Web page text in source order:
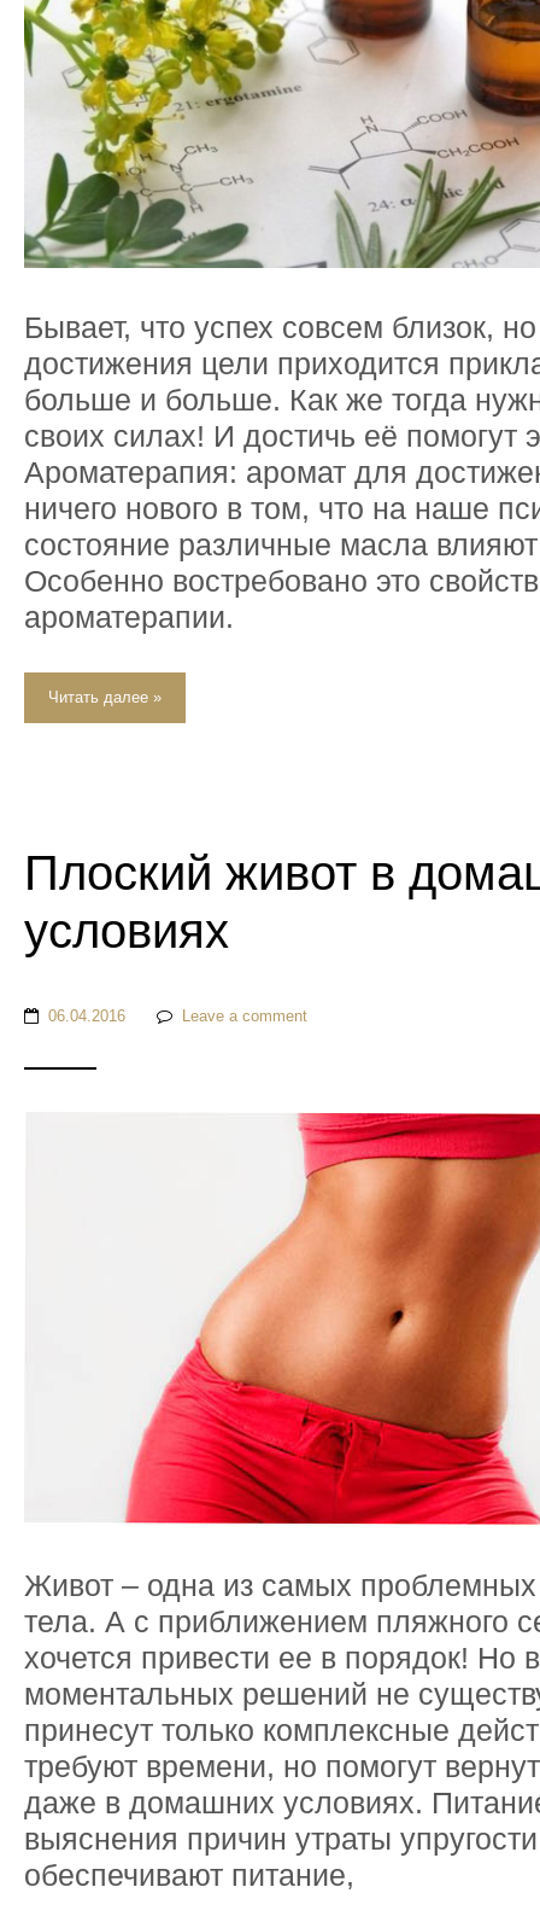
Бывает, что успех совсем близок,
достижения цели приходится
больше и больше. Как же тогда
своих силах! И достичь её
Ароматерапия: аромат для
ничего нового в том, что на наше
состояние различные масла
Особенно востребовано это
ароматерапии.
Читать далее »
Плоский живот в
условиях
06.04.2016 Leave a comment
Живот – одна из самых проблемных
тела. А с приближением пляжного
хочется привести ее в порядок! Но
моментальных решений не
принесут только комплексные
требуют времени, но помогут
даже в домашних условиях.
выяснения причин утраты
обеспечивают питание,